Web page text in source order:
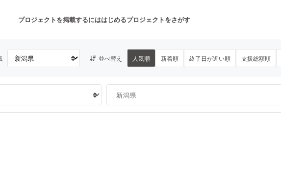
プロジェクトを掲載するにははじめるプロジェクトをさがす
のリターン注目の新着プロジェクト募集終了が近いプロジェクトもうすぐ公開されます
並べ替え 人気順 新着順 終了日が近い順 支援総額順